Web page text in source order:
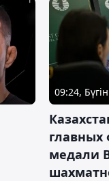
09:24, Бүгін
главных
медали